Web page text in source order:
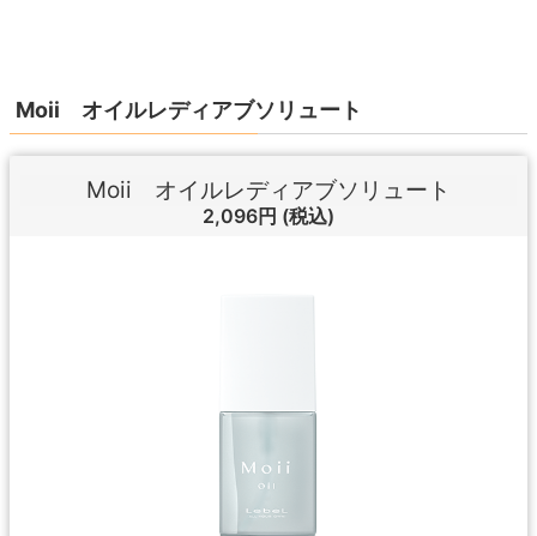
Moii オイルレディアブソリュート
Moii オイルレディアブソリュート
2,096円 (税込)